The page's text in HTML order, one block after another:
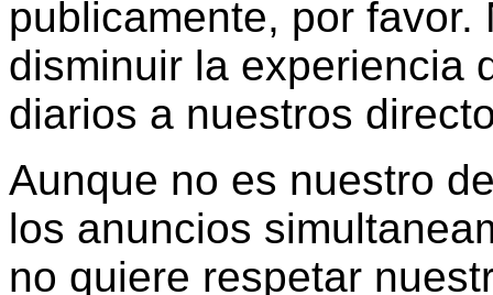
publicamente, por
disminuir la experiencia
diarios a nuestros
Aunque no es nuestro
los anuncios
no quiere respetar